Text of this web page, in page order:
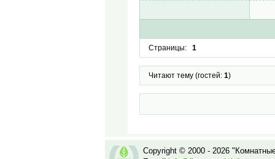
Страницы: 1
Читают тему (гостей: 1)
Copyright © 2000 - 2026